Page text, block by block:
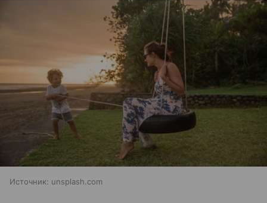
Источник: unsplash.com